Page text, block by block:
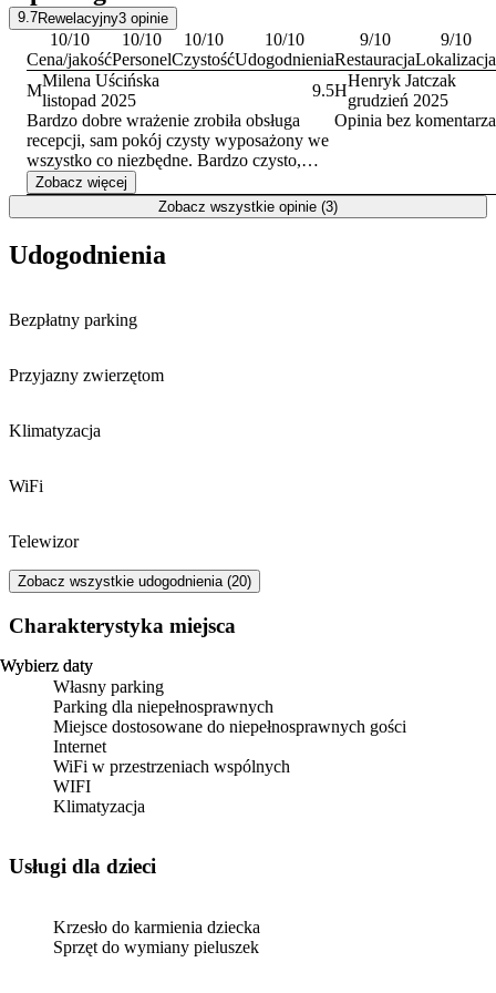
odwiedzić słynną Panoramę Racławicką, a także wjechać na punkt
widokowy w wieżowcu Sky Tower , z którego roztacza się widok
na całe miasto.
9.7Rewelacyjny3 opinie
10/10
Cena/jakość
10/10
Personel
10/10
Czystość
10/10
Udogodnienia
9/10
Restauracja
9/10
Lokalizacja
M
Milena Uścińska
listopad 2025
9.5
Bardzo dobre wrażenie zrobiła obsługa
recepcji, sam pokój czysty wyposażony we
wszystko co niezbędne. Bardzo czysto,
wyposażona lodówka (napoje) co było
bardzo pozytywną niespodzianką. Jedyny
minus to lokalizacja od centrum, ale każdy
od razu wjazd na trasę! Cena naprawdę
Zobacz więcej
H
Henryk Jatczak
grudzień 2025
Opinia bez
Zobacz wszystkie opinie (3)
Wybierz daty
Wybierz daty
Udogodnienia
Bezpłatny parking
Przyjazny zwierzętom
Klimatyzacja
WiFi
Telewizor
Zobacz wszystkie udogodnienia (20)
Charakterystyka miejsca
Własny parking
Parking dla niepełnosprawnych
Miejsce dostosowane do niepełnosprawnych gości
Internet
WiFi w przestrzeniach wspólnych
WIFI
Klimatyzacja
usługi dla dzieci
Krzesło do karmienia dziecka
Sprzęt do wymiany pieluszek